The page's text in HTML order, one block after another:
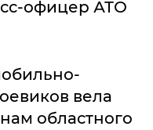
офицер АТО
вела
областного